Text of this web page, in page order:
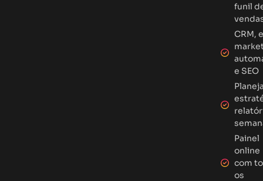
funil
CRM,
e SEO
Painel
online
com
os